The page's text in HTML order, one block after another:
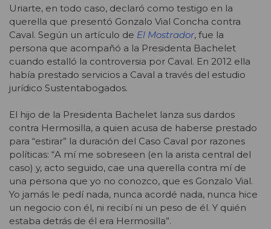
Uriarte, en todo caso, declaró como testigo en la
querella que presentó Gonzalo Vial Concha contra
Caval. Según un artículo de El Mostrador, fue la
persona que acompañó a la Presidenta Bachelet
cuando estalló la controversia por Caval. En 2012 ella
había prestado servicios a Caval a través del estudio
jurídico Sustentabogados.
El hijo de la Presidenta Bachelet lanza sus dardos
contra Hermosilla, a quien acusa de haberse prestado
para “estirar” la duración del Caso Caval por razones
políticas: “A mí me sobreseen (en la arista central del
caso) y, acto seguido, cae una querella contra mí de
una persona que yo no conozco, que es Gonzalo Vial.
Yo jamás le pedí nada, nunca acordé nada, nunca hice
un negocio con él, ni recibí ni un peso de él. Y quién
estaba detrás de él era Hermosilla”.